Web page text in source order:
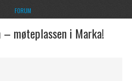
FORUM
møteplassen i Marka!